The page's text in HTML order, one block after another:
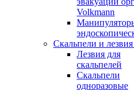
Volkmann
Скальпели и лезвия
Лезвия для
скальпелей
Скальпели
одноразовые